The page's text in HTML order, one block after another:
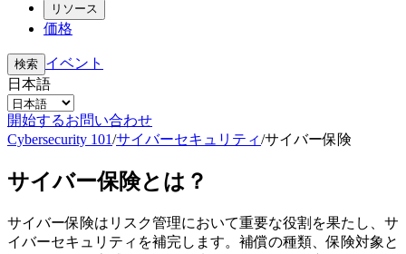
リソース
価格
検索 イベント
日本語
開始するお問い合わせ
Cybersecurity 101/サイバーセキュリティ/サイバー保険
サイバー保険とは？
サイバー保険はリスク管理において重要な役割を果たし、サ
イバーセキュリティを補完します。補償の種類、保険対象と